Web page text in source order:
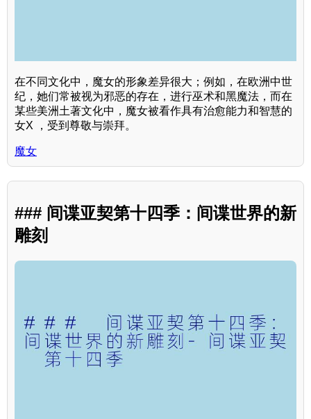
在不同文化中，魔女的形象差异很大；例如，在欧洲中世
纪，她们常被视为邪恶的存在，进行巫术和黑魔法，而在
某些美洲土著文化中，魔女被看作具有治愈能力和智慧的
女X ，受到尊敬与崇拜。
魔女
### 间谍亚契第十四季：间谍世界的新
雕刻